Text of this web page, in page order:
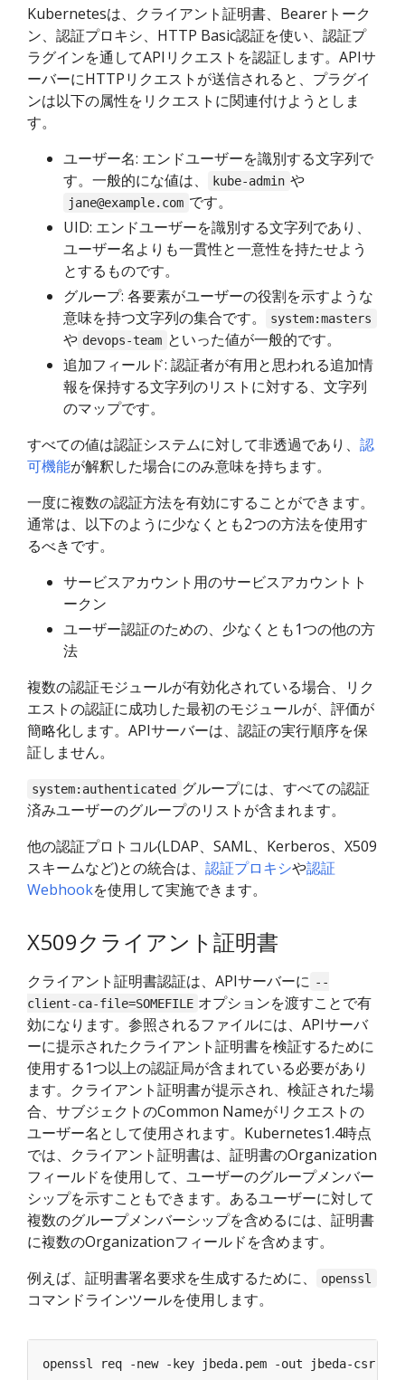
Kubernetesは、クライアント証明書、Bearerトーク
ン、認証プロキシ、HTTP Basic認証を使い、認証プ
ラグインを通してAPIリクエストを認証します。APIサ
ーバーにHTTPリクエストが送信されると、プラグイ
ンは以下の属性をリクエストに関連付けようとしま
す。
ユーザー名: エンドユーザーを識別する文字列で
す。一般的にな値は、
kube-admin や
jane@example.com です。
UID: エンドユーザーを識別する文字列であり、
ユーザー名よりも一貫性と一意性を持たせよう
とするものです。
グループ: 各要素がユーザーの役割を示すような
意味を持つ文字列の集合です。
system:masters
や devops-team といった値が一般的です。
追加フィールド: 認証者が有用と思われる追加情
報を保持する文字列のリストに対する、文字列
のマップです。
すべての値は認証システムに対して非透過であり、 認
可機能が解釈した場合にのみ意味を持ちます。
一度に複数の認証方法を有効にすることができます。
通常は、以下のように少なくとも2つの方法を使用す
るべきです。
サービスアカウント用のサービスアカウントト
ークン
ユーザー認証のための、少なくとも1つの他の方
法
複数の認証モジュールが有効化されている場合、リク
エストの認証に成功した最初のモジュールが、評価が
簡略化します。APIサーバーは、認証の実行順序を保
証しません。
system:authenticated グループには、すべての認証
済みユーザーのグループのリストが含まれます。
他の認証プロトコル(LDAP、SAML、Kerberos、X509
スキームなど)との統合は、 認証プロキシや認証
Webhookを使用して実施できます。
X509クライアント証明書
クライアント証明書認証は、APIサーバーに --
client-ca-file=SOMEFILE オプションを渡すことで有
効になります。参照されるファイルには、APIサーバ
ーに提示されたクライアント証明書を検証するために
使用する1つ以上の認証局が含まれている必要があり
ます。クライアント証明書が提示され、検証された場
合、サブジェクトのCommon Nameがリクエストの
ユーザー名として使用されます。Kubernetes1.4時点
では、クライアント証明書は、証明書のOrganization
フィールドを使用して、ユーザーのグループメンバー
シップを示すこともできます。あるユーザーに対して
複数のグループメンバーシップを含めるには、証明書
に複数のOrganizationフィールドを含めます。
例えば、証明書署名要求を生成するために、
openssl
コマンドラインツールを使用します。
openssl req -new -key jbeda.pem -out jbeda-